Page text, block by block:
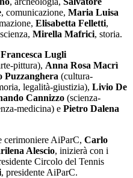
, comunicazione, Maria Luisa
Elisabetta Felletti,
Mirella Mafrici, storia.
Francesca Lugli
pittura), Anna Rosa Macrì
Puzzanghera (cultura-
legalità-giustizia), Livio De
Cannizzo (scienza-
medicina) e Pietro Dalena
cerimoniere AiParC, Carlo
Alescio, inizierà con i
Circolo del Tennis
, presidente AiParC.